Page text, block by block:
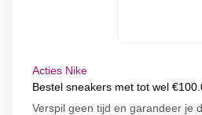
Acties Nike
Bestel sneakers met tot wel
Verspil geen tijd en garandeer je